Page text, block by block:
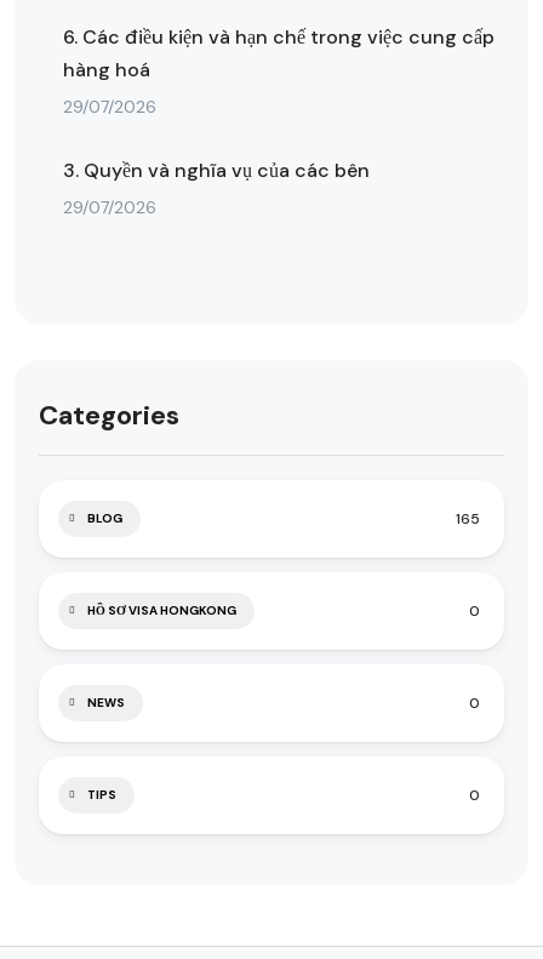
6. Các điều kiện và hạn chế trong việc cung cấp
hàng hoá
29/07/2026
3. Quyền và nghĩa vụ của các bên
29/07/2026
Categories
BLOG 165
HỒ SƠ VISA HONGKONG 0
NEWS 0
TIPS 0